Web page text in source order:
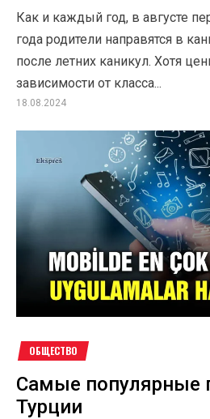
Как и каждый год, в августе
года родители направятся в
после летних каникул. Хотя
зависимости от класса...
18.08.2024
ОБЩЕСТВО
Самые популярные
Турции